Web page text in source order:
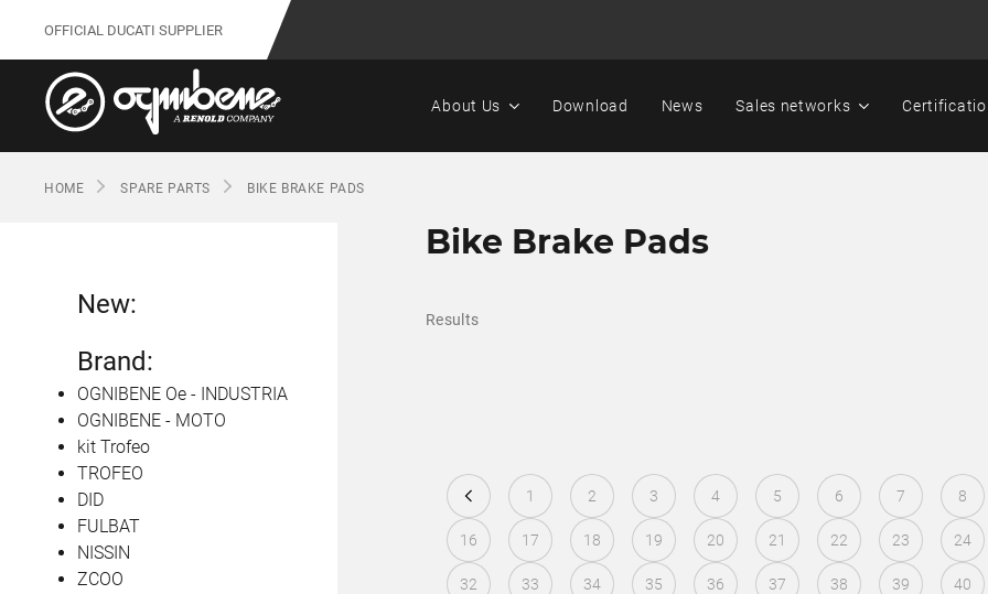
OFFICIAL DUCATI SUPPLIER
About Us Download News Sales networks
HOME SPARE PARTS BIKE BRAKE PADS
Bike Brake Pads
Results
1 2 3 4 5 6 7 8
16 17 18 19 20 21 22 23 24
32 33 34 35 36 37 38 39 40
New:
Brand:
OGNIBENE Oe - INDUSTRIA
OGNIBENE - MOTO
kit Trofeo
TROFEO
DID
FULBAT
NISSIN
ZCOO